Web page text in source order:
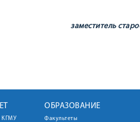
заместитель
КГМУ
ОБРАЗОВАНИЕ
Факультеты